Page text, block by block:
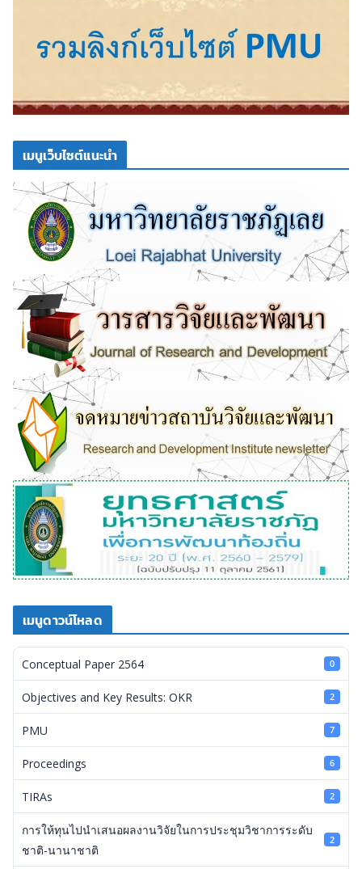
เมนูเว็บไซต์แนะนำ
เมนูดาวน์โหลด
Conceptual Paper 2564 0
Objectives and Key Results: OKR 2
PMU 7
Proceedings 6
TIRAs 2
การให้ทุนไปนำเสนอผลงานวิจัยในการประชุมวิชาการระดับ
ชาติ-นานาชาติ
2